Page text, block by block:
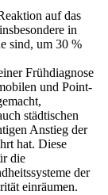
auf das
in
sind, um 30 %
Frühdiagnose
und Point-
städtischen
Anstieg der
hat. Diese
die
der
einräumen.